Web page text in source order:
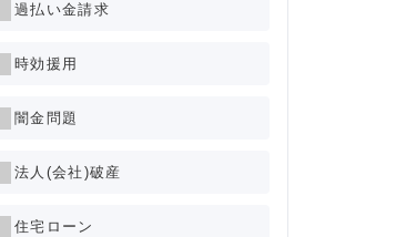
過払い金請求
時効援用
闇金問題
法人(会社)破産
住宅ローン